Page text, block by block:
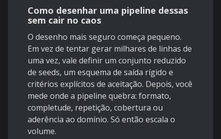
Como desenhar uma pipeline dessas
sem cair no caos
O desenho mais seguro começa pequeno.
Em vez de tentar gerar milhares de linhas de
uma vez, vale definir um conjunto reduzido
de seeds, um esquema de saída rígido e
critérios explícitos de aceitação. Depois, você
mede onde a pipeline quebra: formato,
completude, repetição, cobertura ou
aderência ao domínio. Só então escala o
volume.